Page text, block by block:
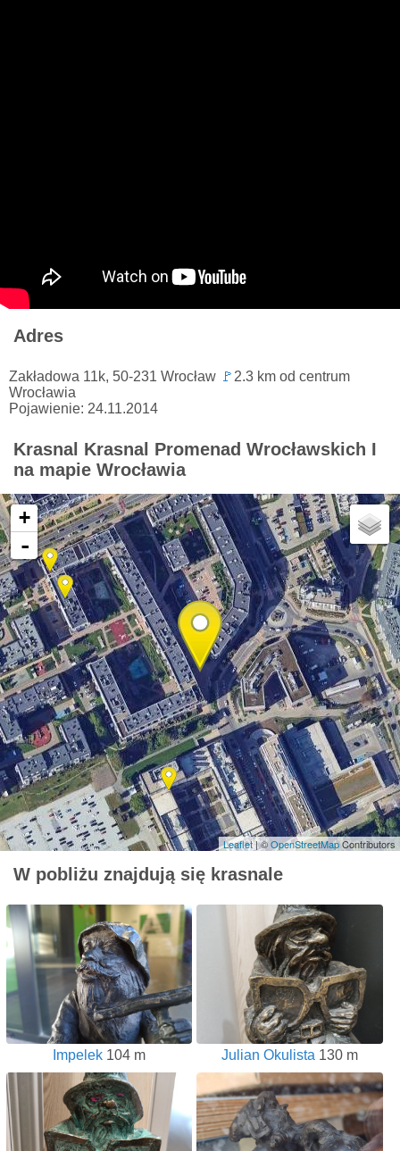
Adres
Zakładowa 11k, 50-231 Wrocław 🚩 2.3 km od centrum
Wrocławia
Pojawienie: 24.11.2014
Krasnal Krasnal Promenad Wrocławskich I
na mapie Wrocławia
+
-
Leaflet| ©OpenStreetMapContributors
W pobliżu znajdują się krasnale
Impelek 104 m Julian Okulista 130 m